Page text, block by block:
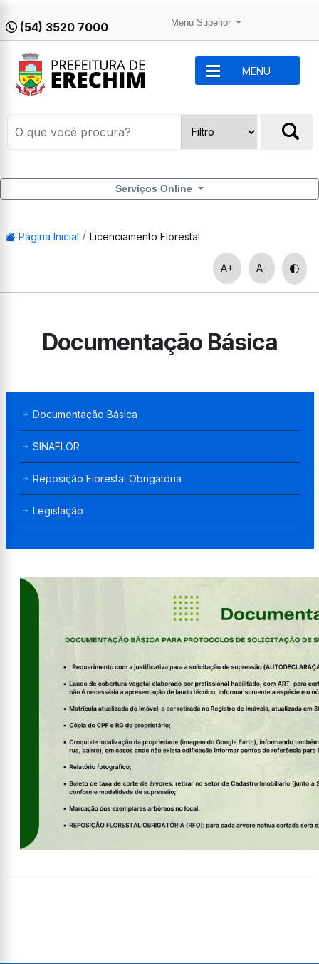
(54) 3520 7000 Menu Superior
MENU
Serviços Online
Página Inicial Licenciamento Florestal
A+ A-
Documentação Básica
Documentação Básica
SINAFLOR
Reposição Florestal Obrigatória
Legislação